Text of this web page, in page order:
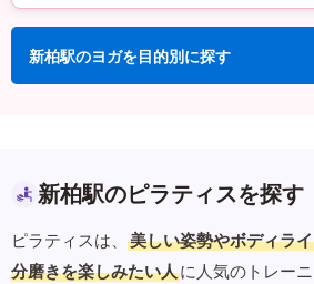
新柏駅のヨガを目的別に探す
新柏駅のピラティスを探す
ピラティスは、 美しい姿勢やボディラ
分磨きを楽しみたい人に人気のトレーニ